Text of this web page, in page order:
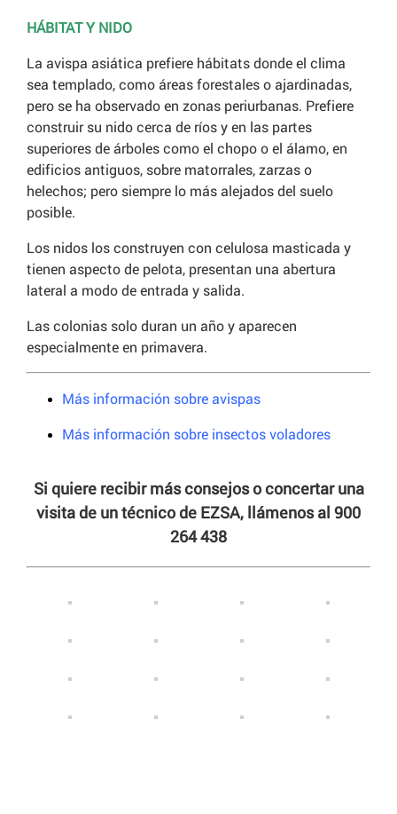
HÁBITAT Y NIDO
La avispa asiática prefiere hábitats donde el clima
sea templado, como áreas forestales o ajardinadas,
pero se ha observado en zonas periurbanas. Prefiere
construir su nido cerca de ríos y en las partes
superiores de árboles como el chopo o el álamo, en
edificios antiguos, sobre matorrales, zarzas o
helechos; pero siempre lo más alejados del suelo
posible.
Los nidos los construyen con celulosa masticada y
tienen aspecto de pelota, presentan una abertura
lateral a modo de entrada y salida.
Las colonias solo duran un año y aparecen
especialmente en primavera.
Más información sobre avispas
Más información sobre insectos voladores
Si quiere recibir más consejos o concertar una
visita de un técnico de EZSA, llámenos al 900
264 438